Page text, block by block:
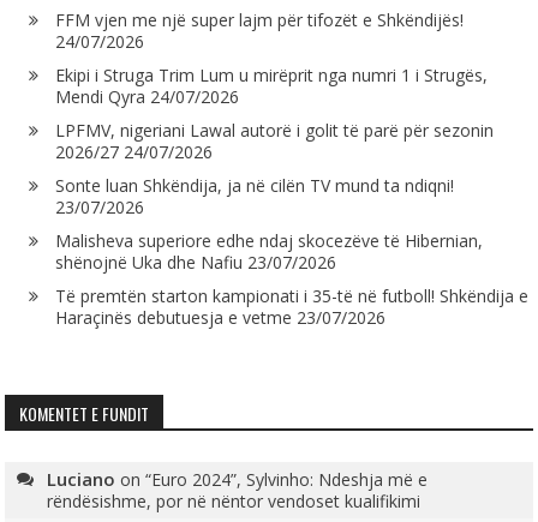
FFM vjen me një super lajm për tifozët e Shkëndijës!
24/07/2026
Ekipi i Struga Trim Lum u mirëprit nga numri 1 i Strugës,
Mendi Qyra 24/07/2026
LPFMV, nigeriani Lawal autorë i golit të parë për sezonin
2026/27 24/07/2026
Sonte luan Shkëndija, ja në cilën TV mund ta ndiqni!
23/07/2026
Malisheva superiore edhe ndaj skocezëve të Hibernian,
shënojnë Uka dhe Nafiu 23/07/2026
Të premtën starton kampionati i 35-të në futboll! Shkëndija e
Haraçinës debutuesja e vetme 23/07/2026
KOMENTET E FUNDIT
Luciano on“Euro 2024”, Sylvinho: Ndeshja më e
rëndësishme, por në nëntor vendoset kualifikimi